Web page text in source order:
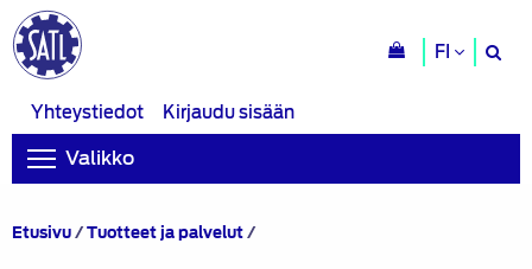
FI
Yhteystiedot
Kirjaudu sisään
Valikko
Etusivu/Tuotteet ja palvelut/